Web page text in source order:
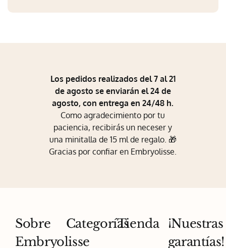
Los pedidos realizados del 7 al 21
de agosto se enviarán el 24 de
agosto, con entrega en 24/48 h.
Como agradecimiento por tu
paciencia, recibirás un neceser y
una minitalla de 15 ml de regalo. 🎁
Gracias por confiar en Embryolisse.
Sobre
Embryolisse
CategoríasTienda
¡Nuestras
garantías!